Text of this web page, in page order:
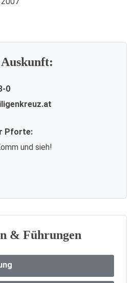
0
Pforte:
und sieh!
& Führungen